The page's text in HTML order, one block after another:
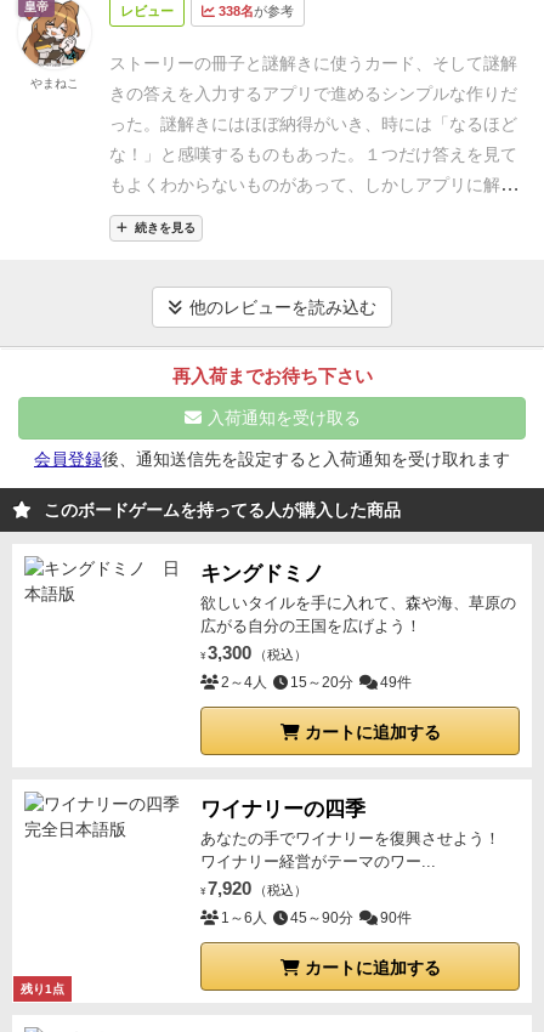
になる！しかもマルチエンディング！
たりするみたいだから、何度かプレイするにしても楽
しめるのではないかと思うよ。自分には謎解きが割と
難しかったかな。まぁ、謎解きは好きだけど得意では
無いからでしょうな。 物語を楽しむ感じでプレイして
たので、謎解きについては多少詰まったらすぐにヒン
トとか使ってサクサク進めてしまったよ…。謎は一つ
詰る事が無いようにしてたからね。小説読みながら謎
解きも楽しめたので個人的には満足できたかな。
的には楽しかったけど、ちょっと…って思った点もあ
げとくよ。・12歳にすすめるには物語がシリアスだ
ね。主人公も父親だし共感もしにくいんじゃないか
な。・謎はヒントや答えで分かるけど、解説は無いの
で、なぜその答えになるのかが分からない所かな。
レビュー 338名が参考
ストーリーの冊子と謎解きに使うカード、そして謎解
きの答えを入力するアプリで進めるシンプルな作りだ
った。 謎解きにはほぼ納得がいき、時には「なるほど
な！」と感嘆するものもあった。１つだけ答えを見て
もよくわからないものがあって、しかしアプリに解説
は無いので真相は闇の中。
ても5時間ぐらいになるだろうと思っていたが、結果8
だったからかもしれない。脳味噌にはめちゃくちゃ負
められない止まらない状態になってた。
ドエンド。直近の2択に戻って選び直しても違うバッ
ドエンドに辿り着いた。お父さんの儀式の正解がいま
いちわからないので、途中時々迫られる2択が毎回悩
ましい。少し期間を空けて、また挑戦しよう。次はハ
ッピーエンドを目指して！
続きを見る
皇帝
やまねこ
他のレビューを読み込む
再入荷までお待ち下さい
入荷通知を受け取る
会員登録後、通知送信先を設定すると入荷通知を受け取れます
このボードゲームを持ってる人が購入した商品
キングドミノ
欲しいタイルを手に入れて、森や海、草原の
広がる自分の王国を広げよう！
¥ 3,300 （税込）
2～4人 15～20分 49件
カートに追加する
残り1点
ワイナリーの四季
あなたの手でワイナリーを復興させよう！
ワイナリー経営がテーマのワー...
¥ 7,920 （税込）
1～6人 45～90分 90件
カートに追加する